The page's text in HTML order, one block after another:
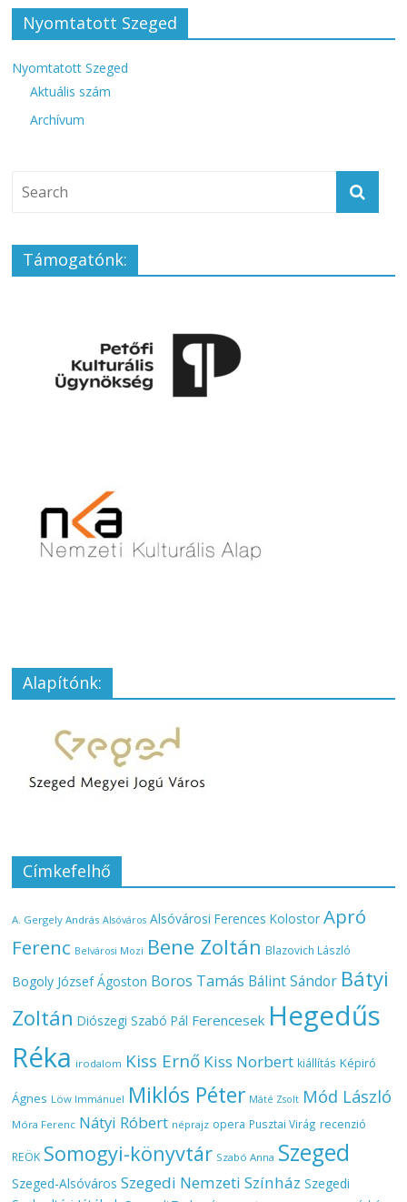
Nyomtatott Szeged
Nyomtatott Szeged
Aktuális szám
Archívum
Támogatónk:
Alapítónk:
Címkefelhő
A. Gergely András Alsóváros Alsóvárosi Ferences Kolostor Apró
Ferenc Belvárosi Mozi Bene Zoltán Blazovich László
Bogoly József Ágoston Boros Tamás Bálint Sándor Bátyi
Zoltán Diószegi Szabó Pál Ferencesek Hegedűs
Réka irodalom Kiss Ernő Kiss Norbert kiállítás Képiró
Ágnes Löw Immánuel Miklós Péter Máté Zsolt Mód László
Móra Ferenc Nátyi Róbert néprajz opera Pusztai Virág recenzió
REÖK Somogyi-könyvtár Szabó Anna Szeged
Szeged-Alsóváros Szegedi Nemzeti Színház Szegedi